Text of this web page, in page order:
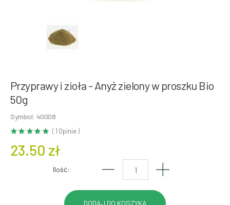
Przyprawy i zioła - Anyż zielony w proszku Bio
50g
Symbol: 40008
( 1 Opinie )
23.50 zł
Ilość: